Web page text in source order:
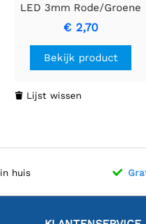
LED 3mm Rode/Groene
kleuruitvoer
€ 2,70
Bekijk product
 Lijst wissen
in huis